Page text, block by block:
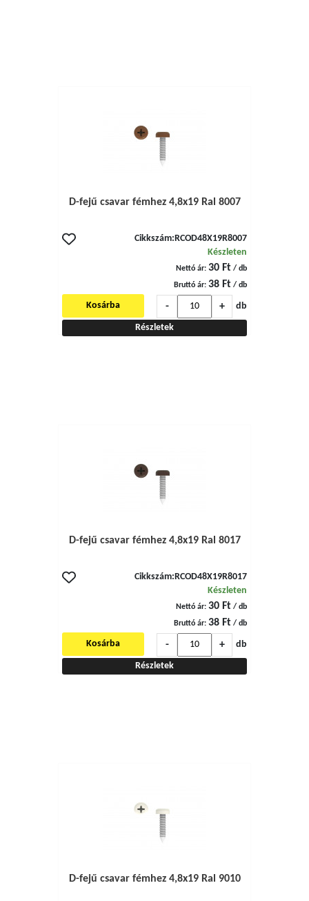
D-fejű csavar fémhez 4,8x19 Ral 8007
Cikkszám: RCOD48X19R8007
Készleten
Nettó ár: 30 Ft / db
Bruttó ár: 38 Ft / db
- + db
Kosárba
Részletek
D-fejű csavar fémhez 4,8x19 Ral 8017
Cikkszám: RCOD48X19R8017
Készleten
Nettó ár: 30 Ft / db
Bruttó ár: 38 Ft / db
- + db
Kosárba
Részletek
D-fejű csavar fémhez 4,8x19 Ral 9010